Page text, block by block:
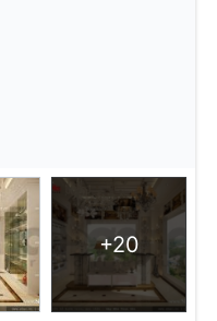
+20